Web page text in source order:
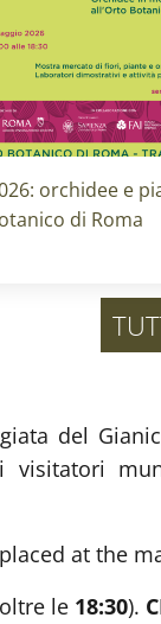
:
orchidee e
di Roma
snc
del
visitatori
at the
le 18:30).